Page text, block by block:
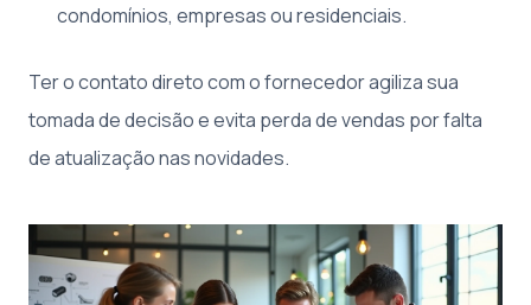
condomínios, empresas ou residenciais.
Ter o contato direto com o fornecedor agiliza sua
tomada de decisão e evita perda de vendas por falta
de atualização nas novidades.